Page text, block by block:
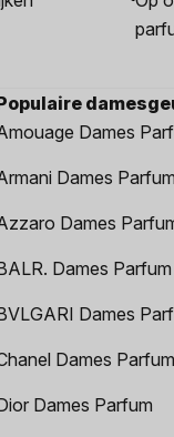
Dames
Dames Parfum
Dames
Dames Parfum
Dames
Dames Parfum
Dames Parfum